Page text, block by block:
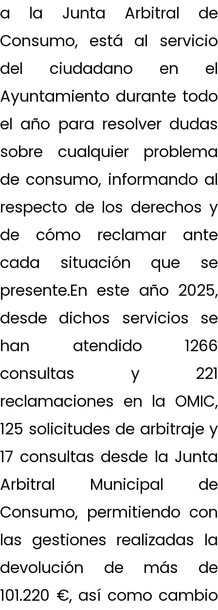
a la Junta Arbitral de
Consumo, está al servicio
del ciudadano en el
Ayuntamiento durante todo
el año para resolver dudas
sobre cualquier problema
de consumo, informando al
respecto de los derechos y
de cómo reclamar ante
cada situación que se
presente.En este año 2025,
desde dichos servicios se
han atendido 1266
consultas y 221
reclamaciones en la OMIC,
125 solicitudes de arbitraje y
17 consultas desde la Junta
Arbitral Municipal de
Consumo, permitiendo con
las gestiones realizadas la
devolución de más de
101.220 €, así como cambio